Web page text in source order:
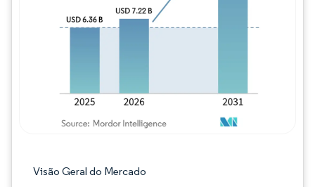
Visão Geral do Mercado
Imagem © Mordor Intelligence. O reuso